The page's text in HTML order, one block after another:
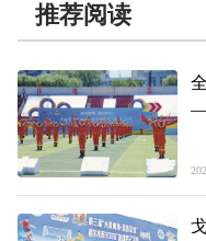
推荐阅读